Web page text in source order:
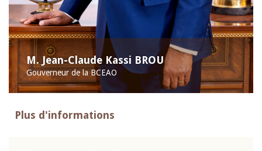
M. Jean-Claude Kassi BROU
Gouverneur de la BCEAO
Plus d'informations